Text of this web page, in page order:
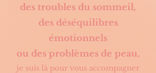
des troubles du sommeil,
des déséquilibres
émotionnels
ou des problèmes de peau,
je suis là pour vous accompagner